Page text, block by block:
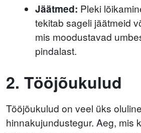
Jäätmed: Pleki
tekitab sageli jäätmeid
mis moodustavad
pindalast.
2. Tööjõukulud
Tööjõukulud on veel üks oluline
hinnakujundustegur. Aeg, mis